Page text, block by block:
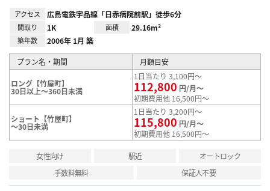
アクセス 広島電鉄宇品線「日赤病院前駅」徒歩6分
間取り 1K 面積 29.16m²
築年数 2006年 1月 築
プラン名・期間 月額目安
ロング【竹屋町】
30日以上～360日未満
1日当たり 3,100円～
112,800 円/月～
初期費用他 16,500円～
ショート【竹屋町】
～30日未満
1日当たり 3,200円～
115,800 円/月～
初期費用他 16,500円～
女性向け 駅近
オートロック
手数料無料
保証人不要